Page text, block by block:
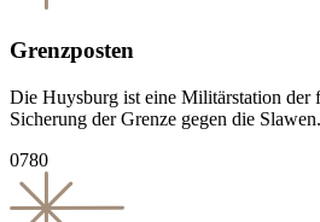
Grenzposten
Die Huysburg ist eine Militärstation der
Sicherung der Grenze gegen die Slawen.
0780